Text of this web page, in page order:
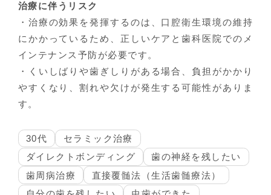
治療に伴うリスク
・治療の効果を発揮するのは、口腔衛生環境の維持
にかかっているため、正しいケアと歯科医院でのメ
インテナンス予防が必要です。
・くいしばりや歯ぎしりがある場合、負担がかかり
やすくなり、割れや欠けが発生する可能性がありま
す。
30代
セラミック治療
ダイレクトボンディング
歯の神経を残したい
歯周病治療
直接覆髄法（生活歯髄療法）